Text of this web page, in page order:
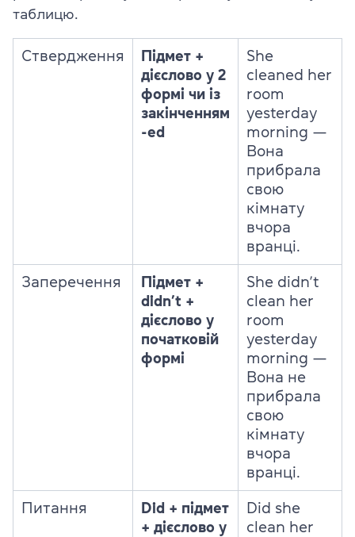
таблицю.
Ствердження
Підмет +
дієслово у 2
формі чи із
закінченням
-ed
She
cleaned her
room
yesterday
morning —
Вона
прибрала
свою
кімнату
вчора
вранці.
Заперечення
Підмет +
didn’t +
дієслово у
початковій
формі
She didn’t
clean her
room
yesterday
morning —
Вона не
прибрала
свою
кімнату
вчора
вранці.
Питання
Did + підмет
+ дієслово у
Did she
clean her